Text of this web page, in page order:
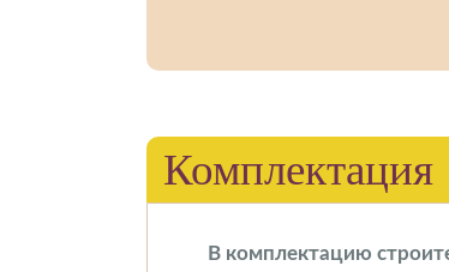
Комплектация
В комплектацию